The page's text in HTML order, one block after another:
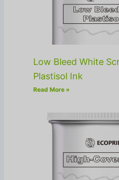
Low Bleed White
Plastisol Ink
Read More »